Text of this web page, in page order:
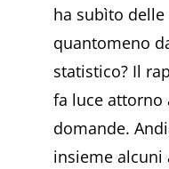
ha subìto delle
quantomeno
statistico? Il
fa luce attorno
domande.
insieme alcuni